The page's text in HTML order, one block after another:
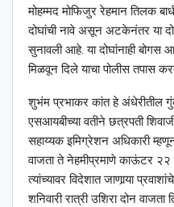
मोहम्मद मोफिजुर रेहमान तिलक
दोघांची नावे असून अटकेनंतर या
सुनावली आहे. या दोघांनाही बोगस
मिळवून दिले याचा पोलीस तपास
शुभंम प्रभाकर कांत हे अंधेरीतील
एसआयबीच्या वतीने छत्रपती
सहाय्यक इमिग्रेशन अधिकारी
वाजता ते नेहमीप्रमाणे काऊंटर २२
त्यांच्यावर विदेशात जाणार्‍या
शनिवारी रात्री उशिरा दोन